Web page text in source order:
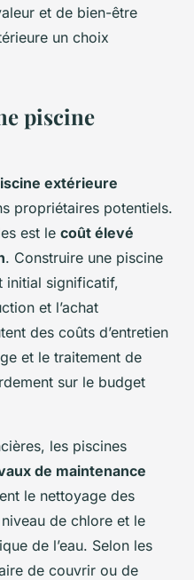
et de bien-être
un choix
piscine
extérieure
propriétaires potentiels.
est le coût élevé
. Construire une piscine
initial significatif,
et l’achat
des coûts d’entretien
et le traitement de
sur le budget
les piscines
de maintenance
le nettoyage des
de chlore et le
de l’eau. Selon les
de couvrir ou de